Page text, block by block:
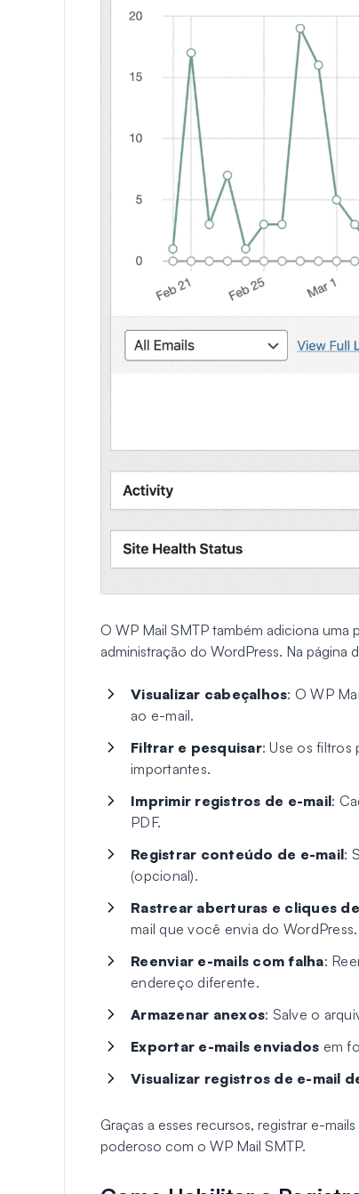
O WP Mail SMTP também adiciona uma
administração do WordPress. Na página
Visualizar cabeçalhos: O WP
ao e-mail.
Filtrar e pesquisar: Use os filtros
importantes.
Imprimir registros de e-mail:
PDF.
Registrar conteúdo de e-mail:
(opcional).
Rastrear aberturas e cliques
mail que você envia do WordPress.
Reenviar e-mails com falha:
endereço diferente.
Armazenar anexos: Salve o
Exportar e-mails enviados em
Visualizar registros de e-mail
Graças a esses recursos, registrar e-
poderoso com o WP Mail SMTP.